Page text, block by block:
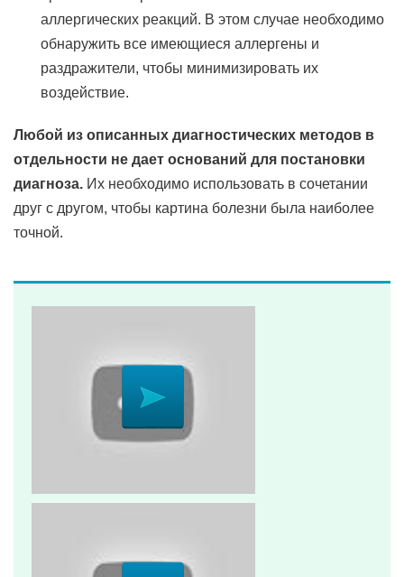
аллергических реакций. В этом случае необходимо
обнаружить все имеющиеся аллергены и
раздражители, чтобы минимизировать их
воздействие.
Любой из описанных диагностических методов в
отдельности не дает оснований для постановки
диагноза. Их необходимо использовать в сочетании
друг с другом, чтобы картина болезни была наиболее
точной.